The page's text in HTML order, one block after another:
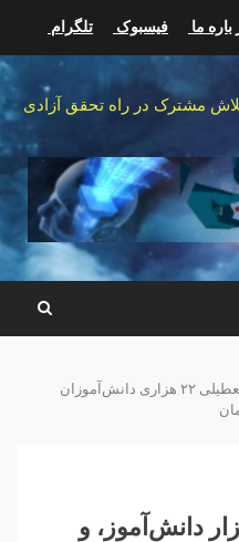
باره ما فیسبوک تلگرام
تلاش مشترک در راه تحقق آزادی
سال‌روز راهپیمایی ۳ هزار دانش‌آموز، و تعطیلی ۲۲ هزاری دانش‌آموزان
راهپیمایی ۳ هزار دانش‌آموز، و